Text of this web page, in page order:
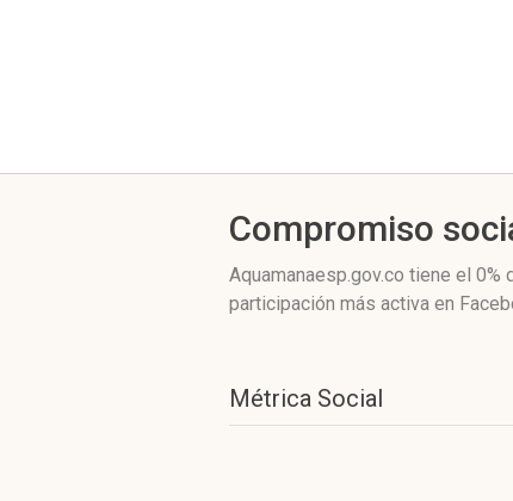
Compromiso
Aquamanaesp.gov.co tiene el 0%
participación más activa en
Métrica Social